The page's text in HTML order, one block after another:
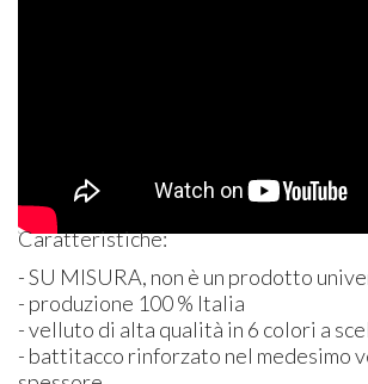
Caratteristiche:
- SU MISURA, non è un prodotto
- produzione 100 % Italia
- velluto di alta qualità in 6 colori a
- battitacco rinforzato nel medesimo